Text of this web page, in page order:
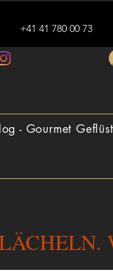
+41 41 780 00 73
- Gourmet